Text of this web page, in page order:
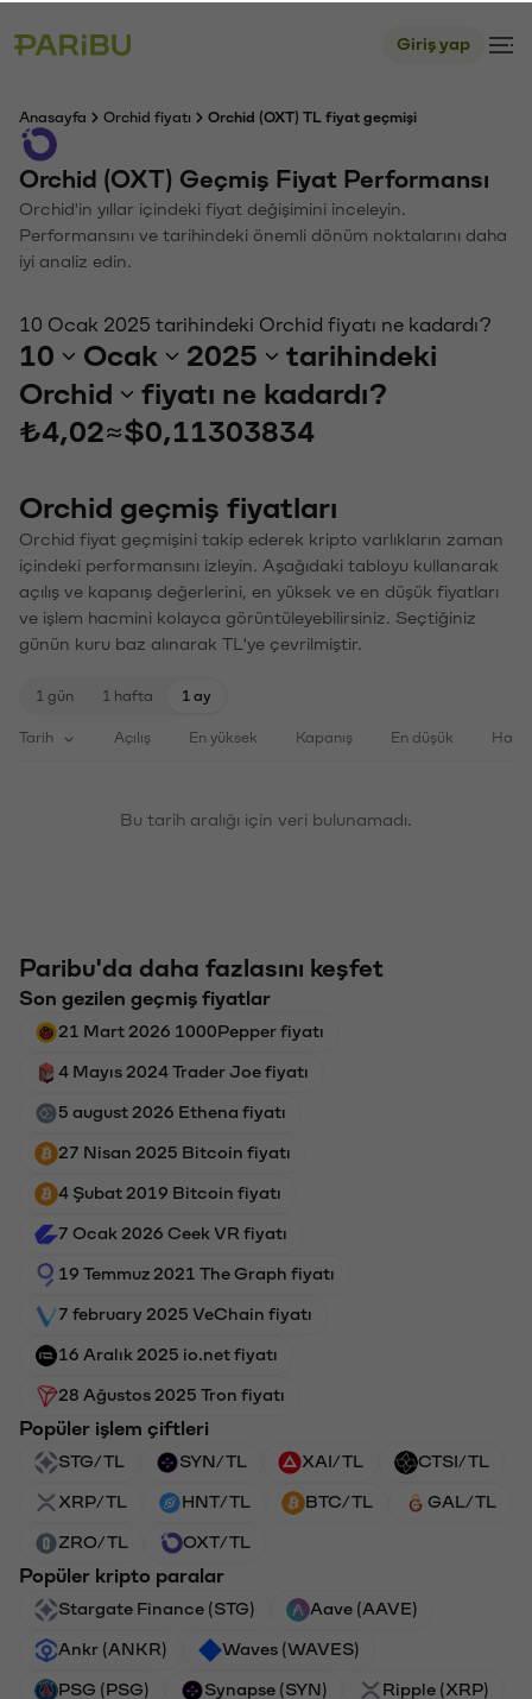
Giriş yap
Anasayfa Orchid fiyatı Orchid (OXT) TL fiyat geçmişi
Orchid (OXT) Geçmiş Fiyat Performansı
Orchid'in yıllar içindeki fiyat değişimini inceleyin.
Performansını ve tarihindeki önemli dönüm noktalarını daha
iyi analiz edin.
10 Ocak 2025 tarihindeki Orchid fiyatı ne kadardı?
10 Ocak 2025
tarihindeki
Orchid
fiyatı ne kadardı?
₺4,02≈$0,11303834
Orchid geçmiş fiyatları
Orchid fiyat geçmişini takip ederek kripto varlıkların zaman
içindeki performansını izleyin. Aşağıdaki tabloyu kullanarak
açılış ve kapanış değerlerini, en yüksek ve en düşük fiyatları
ve işlem hacmini kolayca görüntüleyebilirsiniz. Seçtiğiniz
günün kuru baz alınarak TL'ye çevrilmiştir.
1 gün 1 hafta 1 ay
Tarih Açılış En yüksek Kapanış En düşük
Bu tarih aralığı için veri bulunamadı.
Paribu'da daha fazlasını keşfet
Son gezilen geçmiş fiyatlar
21 Mart 2026 1000Pepper fiyatı
4 Mayıs 2024 Trader Joe fiyatı
5 august 2026 Ethena fiyatı
27 Nisan 2025 Bitcoin fiyatı
4 Şubat 2019 Bitcoin fiyatı
7 Ocak 2026 Ceek VR fiyatı
19 Temmuz 2021 The Graph fiyatı
7 february 2025 VeChain fiyatı
16 Aralık 2025 io.net fiyatı
28 Ağustos 2025 Tron fiyatı
Popüler işlem çiftleri
STG/TL SYN/TL XAI/TL CTSI/TL
XRP/TL HNT/TL BTC/TL GAL/TL
ZRO/TL OXT/TL
Popüler kripto paralar
Stargate Finance (STG) Aave (AAVE)
Ankr (ANKR) Waves (WAVES)
PSG (PSG) Synapse (SYN) Ripple (XRP)